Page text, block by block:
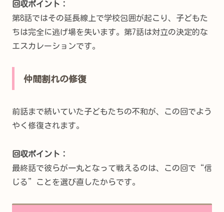
回収ポイント：
第8話ではその延長線上で学校包囲が起こり、子どもた
ちは完全に逃げ場を失います。第7話は対立の決定的な
エスカレーションです。
仲間割れの修復
前話まで続いていた子どもたちの不和が、この回でよう
やく修復されます。
回収ポイント：
最終話で彼らが一丸となって戦えるのは、この回で“信
じる”ことを選び直したからです。